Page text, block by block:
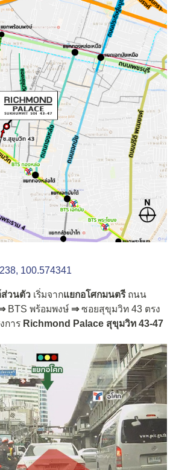
100.574341
ส่วนตัว เริ่มจากแยกอโศกมนตรี ถนน
BTS พร้อมพงษ์ ⇒ซอยสุขุมวิท 43 ตรง
การ Richmond Palace สุขุมวิท 43-47